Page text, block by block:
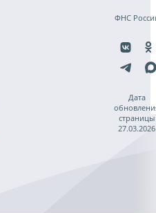
ФНС
Дата
страницы
27.03.2026